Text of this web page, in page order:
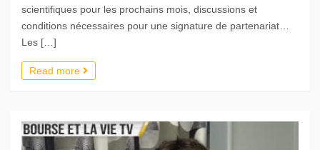
scientifiques pour les prochains mois, discussions et
conditions nécessaires pour une signature de partenariat…
Les […]
Read more